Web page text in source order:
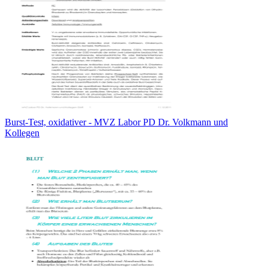
Burst-Test, oxidativer - MVZ Labor PD Dr. Volkmann und
Kollegen